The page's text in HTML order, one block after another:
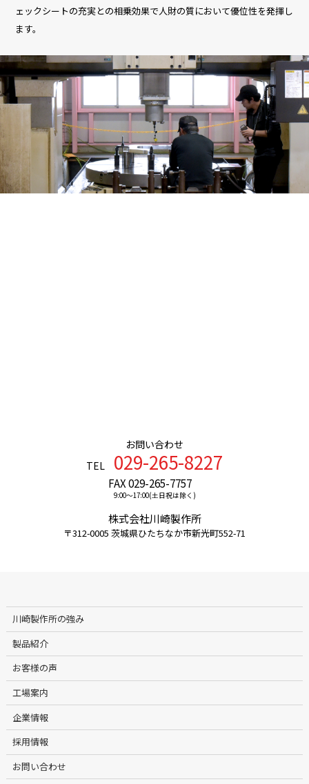
ェックシートの充実との相乗効果で人財の質において優位性を発揮し
ます。
お問い合わせ
TEL
029-265-8227
FAX 029-265-7757
9:00〜17:00(土日祝は除く)
株式会社川崎製作所
〒312-0005 茨城県ひたちなか市新光町552-71
川崎製作所の強み
製品紹介
お客様の声
工場案内
企業情報
採用情報
お問い合わせ